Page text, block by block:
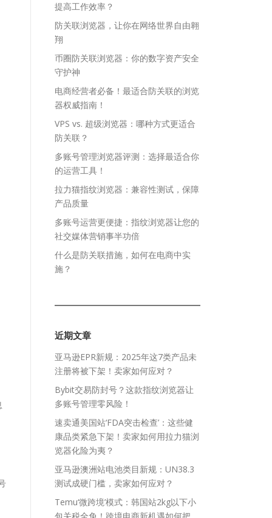
提高工作效率？
防关联浏览器，让你在网络世界自由翱
翔
币圈防关联浏览器：你的数字资产安全
守护神
电商经营者必备！最适合防关联的浏览
器权威指南！
VPS vs. 超级浏览器：哪种方式更适合
防关联？
多账号管理浏览器评测：选择最适合你
的运营工具！
拉力猫指纹浏览器：兼容性测试，保障
产品质量
多账号运营更便捷：指纹浏览器让您的
社交媒体营销事半功倍
什么是防关联措施，如何在电商中实
施？
近期文章
亚马逊EPR新规：2025年这7类产品未
注册将被下架！卖家如何应对？
Bybit交易防封号？这款指纹浏览器让
多账号管理零风险！
速卖通美国站‘FDA突击检查’：这些健
康品类紧急下架！卖家如何用拉力猫浏
览器化险为夷？
亚马逊澳洲站电池类目新规：UN38.3
测试成硬门槛，卖家如何应对？
Temu‘微跨境’模式：韩国站2kg以下小